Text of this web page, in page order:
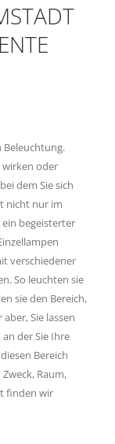
Beleuchtung.
wirken oder
dem Sie sich
nicht nur im
ein begeisterter
verschiedener
So leuchten sie
sie den Bereich,
Sie lassen
der Sie Ihre
Bereich
Raum,
finden wir